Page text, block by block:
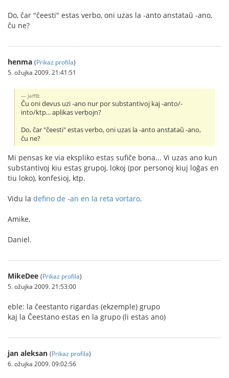
Do, ĉar "ĉeesti" estas verbo, oni uzas la -anto anstataŭ -ano,
ĉu ne?
henma (Prikaz profila)
5. ožujka 2009. 21:41:51
JeffB:
Ĉu oni devus uzi -ano nur por substantivoj kaj -anto/-
into/ktp... aplikas verbojn?
Do, ĉar "ĉeesti" estas verbo, oni uzas la -anto anstataŭ -ano,
ĉu ne?
Mi pensas ke via ekspliko estas sufiĉe bona... Vi uzas ano kun
substantivoj kiu estas grupoj, lokoj (por personoj kiuj loĝas en
tiu loko), konfesioj, ktp.
Vidu la defino de -an en la reta vortaro.
Amike,
Daniel.
MikeDee (Prikaz profila)
5. ožujka 2009. 21:53:00
eble: la ĉeestanto rigardas (ekzemple) grupo
kaj la Ĉeestano estas en la grupo (li estas ano)
jan aleksan (Prikaz profila)
6. ožujka 2009. 09:02:56